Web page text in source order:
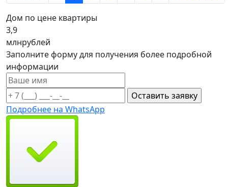
Дом по цене квартиры
3,9
млнрублей
Заполните форму для получения более подробной
информации
Подробнее на WhatsApp